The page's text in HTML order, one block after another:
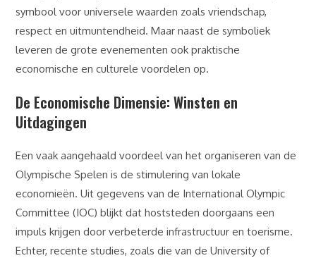
symbool voor universele waarden zoals vriendschap,
respect en uitmuntendheid. Maar naast de symboliek
leveren de grote evenementen ook praktische
economische en culturele voordelen op.
De Economische Dimensie: Winsten en
Uitdagingen
Een vaak aangehaald voordeel van het organiseren van de
Olympische Spelen is de stimulering van lokale
economieën. Uit gegevens van de International Olympic
Committee (IOC) blijkt dat hoststeden doorgaans een
impuls krijgen door verbeterde infrastructuur en toerisme.
Echter, recente studies, zoals die van de University of